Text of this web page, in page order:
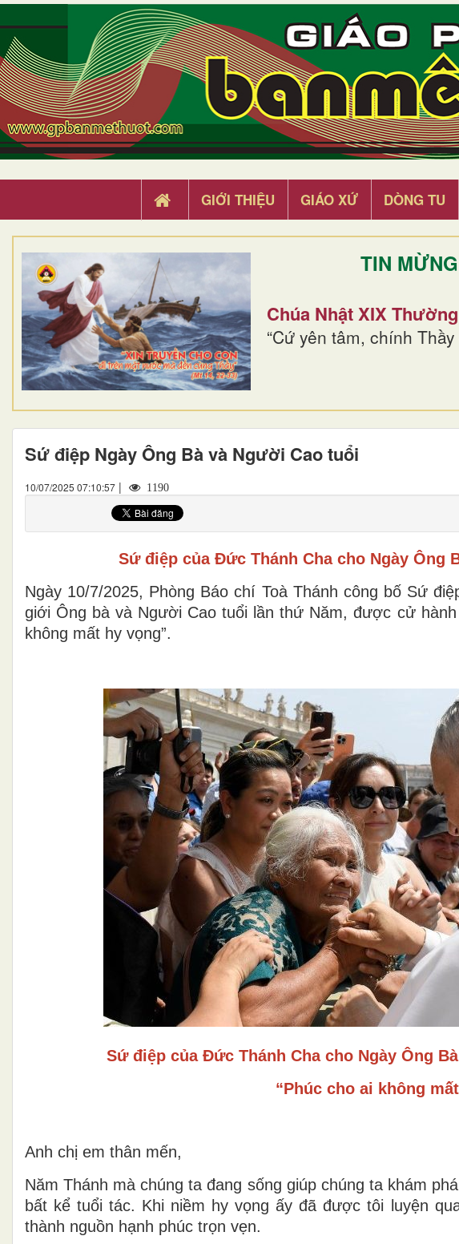
GIỚI THIỆU GIÁO XỨ DÒNG TU
TIN
Chúa Nhật XIX
“Cứ yên tâm, chính
Sứ điệp Ngày Ông Bà và Người Cao tuổi
10/07/2025 07:10:57 | 1190
Sứ điệp của Đức Thánh Cha cho Ngày Ông
Ngày 10/7/2025, Phòng Báo chí Toà Thánh công bố Sứ
giới Ông bà và Người Cao tuổi lần thứ Năm, được cử
không mất hy vọng”.
Sứ điệp của Đức Thánh Cha cho Ngày Ông
“Phúc cho ai không
Anh chị em thân mến,
Năm Thánh mà chúng ta đang sống giúp chúng ta khám
bất kể tuổi tác. Khi niềm hy vọng ấy đã được tôi luyện
thành nguồn hạnh phúc trọn vẹn.